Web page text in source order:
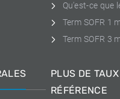
Qu'est-ce que
Term SOFR 1
Term SOFR 3
PLUS DE TAUX
RÉFÉRENCE